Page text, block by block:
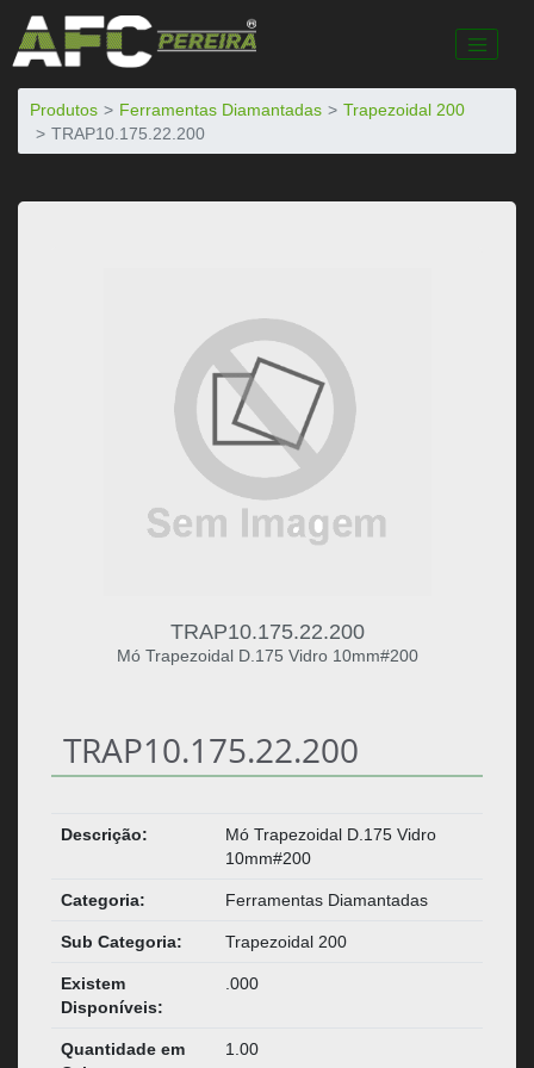
Produtos Ferramentas Diamantadas
Trapezoidal 200
TRAP10.175.22.200
TRAP10.175.22.200
Mó Trapezoidal D.175 Vidro 10mm#200
TRAP10.175.22.200
Descrição:
Mó Trapezoidal D.175 Vidro
10mm#200
Categoria: Ferramentas Diamantadas
Sub Categoria: Trapezoidal 200
Existem
Disponíveis:
.000
Quantidade em
1.00